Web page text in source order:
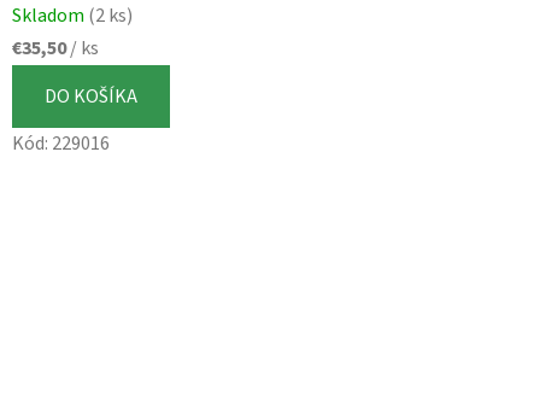
Skladom (2 ks)
€35,50/ ks
DO KOŠÍKA
Kód: 229016